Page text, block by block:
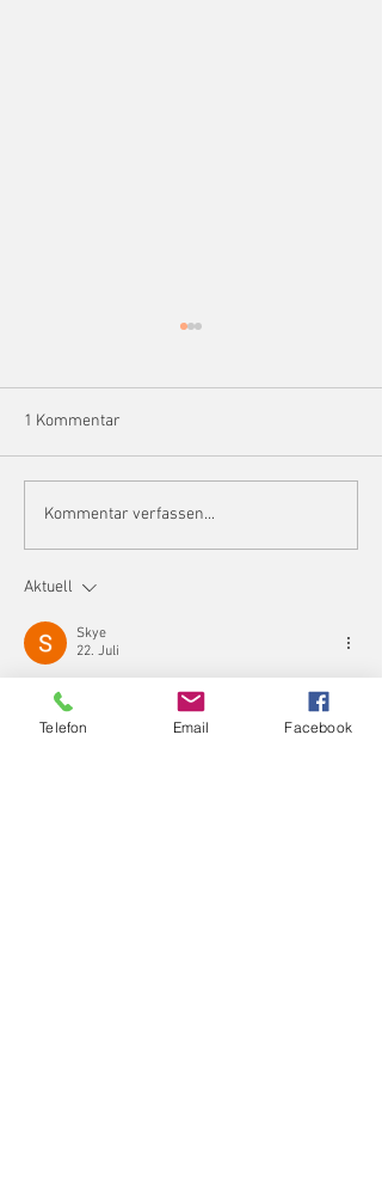
Rückblick Osterfest 2026
1 Kommentar
Kommentar verfassen...
Aktuell
Skye
22. Juli
Die Forschung deutet darauf hin, dass die
Diskussion der Versuchung der Vereinfachung
widersteht. Das Argument bleibt diszipliniert
Telefon Email Facebook